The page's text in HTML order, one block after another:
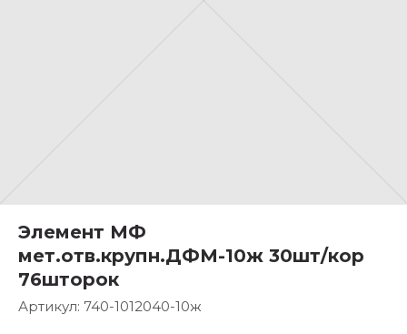
Элемент МФ
мет.отв.крупн.ДФМ-10ж 30шт/кор
76шторок
Артикул: 740-1012040-10ж